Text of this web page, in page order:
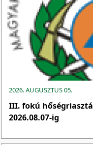
2026. AUGUSZTUS 05.
III. fokú
2026.08.07-ig